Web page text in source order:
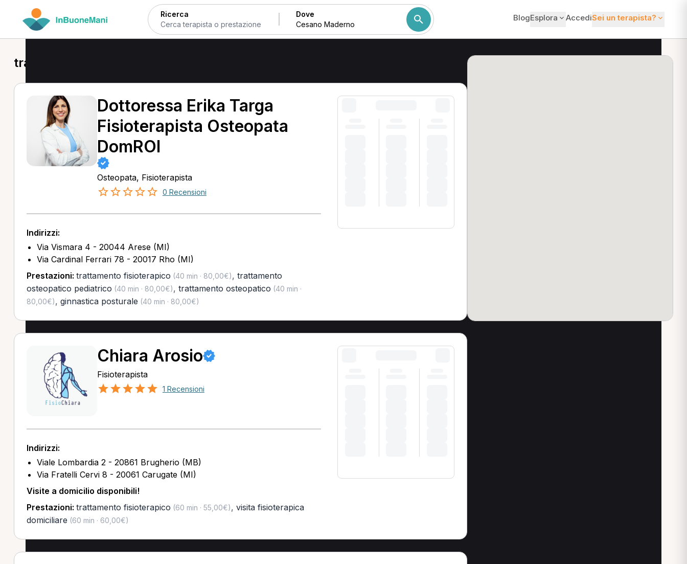
Ricerca Dove BlogEsplora AccediSei un terapista?
trattamento fisioterapico a Cesano Maderno
Dottoressa Erika Targa
Fisioterapista Osteopata
DomROI
Osteopata, Fisioterapista
0 Recensioni
Indirizzi:
Via Vismara 4 - 20044 Arese (MI)
Via Cardinal Ferrari 78 - 20017 Rho (MI)
Prestazioni: trattamento fisioterapico (40 min · 80,00€), trattamento
osteopatico pediatrico (40 min · 80,00€), trattamento osteopatico (40 min ·
80,00€), ginnastica posturale (40 min · 80,00€)
Chiara Arosio
Fisioterapista
1 Recensioni
Indirizzi:
Viale Lombardia 2 - 20861 Brugherio (MB)
Via Fratelli Cervi 8 - 20061 Carugate (MI)
Visite a domicilio disponibili!
Prestazioni: trattamento fisioterapico (60 min · 55,00€), visita fisioterapica
domiciliare (60 min · 60,00€)